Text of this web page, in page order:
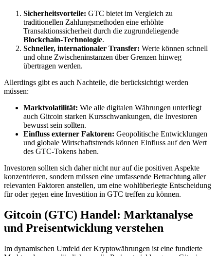
Sicherheitsvorteile: GTC bietet im Vergleich zu
traditionellen Zahlungsmethoden eine erhöhte
Transaktionssicherheit durch die zugrundeliegende
Blockchain-Technologie.
Schneller, internationaler Transfer: Werte können schnell
und ohne Zwischeninstanzen über Grenzen hinweg
übertragen werden.
Allerdings gibt es auch Nachteile, die berücksichtigt werden
müssen:
Marktvolatilität: Wie alle digitalen Währungen unterliegt
auch Gitcoin starken Kursschwankungen, die Investoren
bewusst sein sollten.
Einfluss externer Faktoren: Geopolitische Entwicklungen
und globale Wirtschaftstrends können Einfluss auf den Wert
des GTC-Tokens haben.
Investoren sollten sich daher nicht nur auf die positiven Aspekte
konzentrieren, sondern müssen eine umfassende Betrachtung aller
relevanten Faktoren anstellen, um eine wohlüberlegte Entscheidung
für oder gegen eine Investition in GTC treffen zu können.
Gitcoin (GTC) Handel: Marktanalyse
und Preisentwicklung verstehen
Im dynamischen Umfeld der Kryptowährungen ist eine fundierte